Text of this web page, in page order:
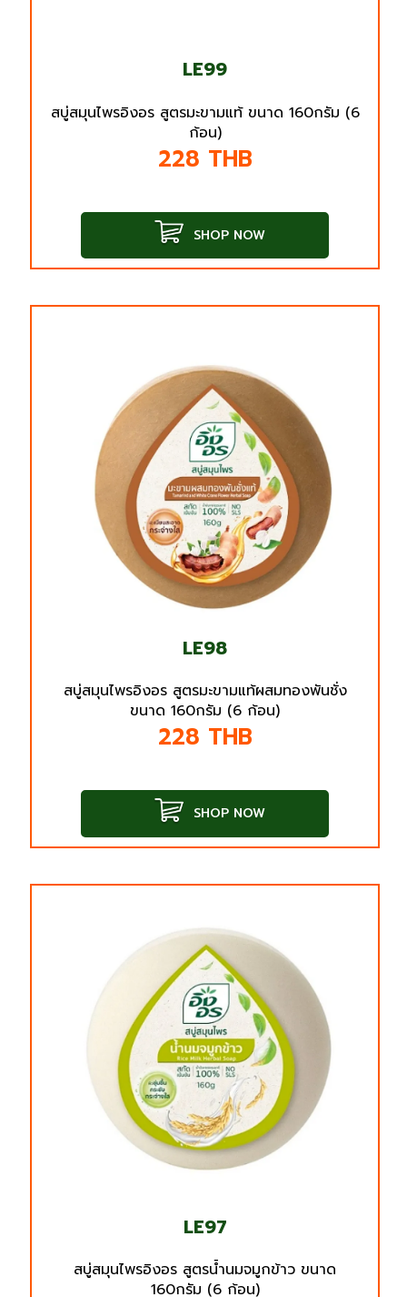
LE99
สบู่สมุนไพรอิงอร สูตรมะขามแท้ ขนาด 160กรัม (6
ก้อน)
228 THB
SHOP NOW
LE98
สบู่สมุนไพรอิงอร สูตรมะขามแท้ผสมทองพันชั่ง
ขนาด 160กรัม (6 ก้อน)
228 THB
SHOP NOW
LE97
สบู่สมุนไพรอิงอร สูตรน้ำนมจมูกข้าว ขนาด
160กรัม (6 ก้อน)